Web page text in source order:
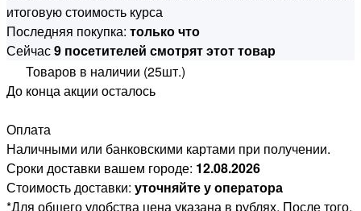
итоговую стоимость курса
Последняя покупка: только что
Сейчас9 посетителей смотрят этот товар
Товаров в наличии (25шт.)
До конца акции осталось
Оплата
Наличными или банковскими картами при получении.
Сроки доставки вашем городе: 12.08.2026
Стоимость доставки: уточняйте у оператора
*Для общего удобства цена указана в рублях. После того,